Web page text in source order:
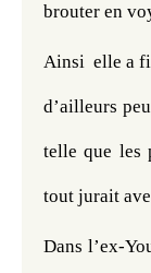
brouter en
Ainsi  elle a
d’ailleurs
telle que les
tout jurait
Dans l’ex-